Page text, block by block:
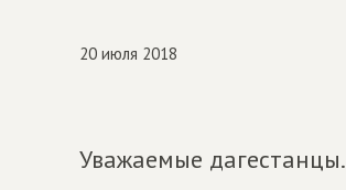
20 июля 2018
Уважаемые дагестанцы.